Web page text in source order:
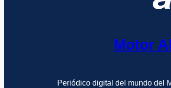
Motor
Periódico digital del mundo del